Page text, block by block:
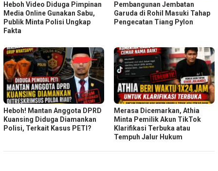
Heboh Video Diduga Pimpinan
Media Online Gunakan Sabu,
Publik Minta Polisi Ungkap
Fakta
Pembangunan Jembatan
Garuda di Rohil Masuki Tahap
Pengecatan Tiang Pylon
Heboh! Mantan Anggota DPRD
Kuansing Diduga Diamankan
Polisi, Terkait Kasus PETI?
Merasa Dicemarkan, Athia
Minta Pemilik Akun TikTok
Klarifikasi Terbuka atau
Tempuh Jalur Hukum